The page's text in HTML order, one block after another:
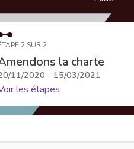
2 SUR 2
la charte
11/2020 - 15/03/2021
les étapes